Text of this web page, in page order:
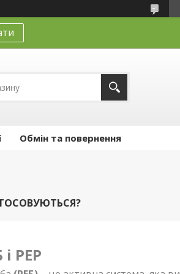
Обмін та повернення
РЕР